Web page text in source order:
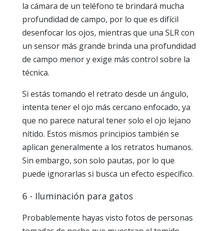
la cámara de un teléfono te brindará mucha
profundidad de campo, por lo que es difícil
desenfocar los ojos, mientras que una SLR con
un sensor más grande brinda una profundidad
de campo menor y exige más control sobre la
técnica.
Si estás tomando el retrato desde un ángulo,
intenta tener el ojo más cercano enfocado, ya
que no parece natural tener solo el ojo lejano
nítido. Estos mismos principios también se
aplican generalmente a los retratos humanos.
Sin embargo, son solo pautas, por lo que
puede ignorarlas si busca un efecto específico.
6 - Iluminación para gatos
Probablemente hayas visto fotos de personas